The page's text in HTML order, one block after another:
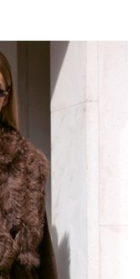
ягненка
невероятного
воротник
образ,
более простой
125-130 см (с
а коричневый цвет
евро-зимы,
и роскошь.